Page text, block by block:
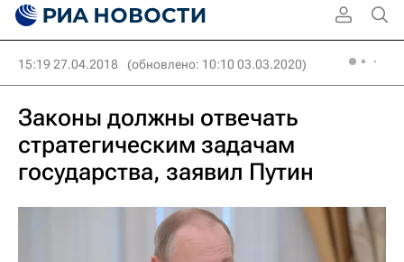
15:19 27.04.2018 (обновлено: 10:10 03.03.2020)
Законы должны отвечать
стратегическим задачам
государства, заявил Путин